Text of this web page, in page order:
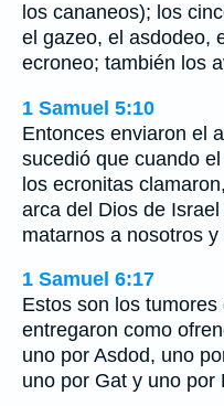
los cananeos); los
el gazeo, el asdodeo,
ecroneo; también los
1 Samuel 5:10
Entonces enviaron el
sucedió que cuando
los ecronitas
arca del Dios de
matarnos a nosotros
1 Samuel 6:17
Estos son los
entregaron como
uno por Asdod, uno
uno por Gat y uno por